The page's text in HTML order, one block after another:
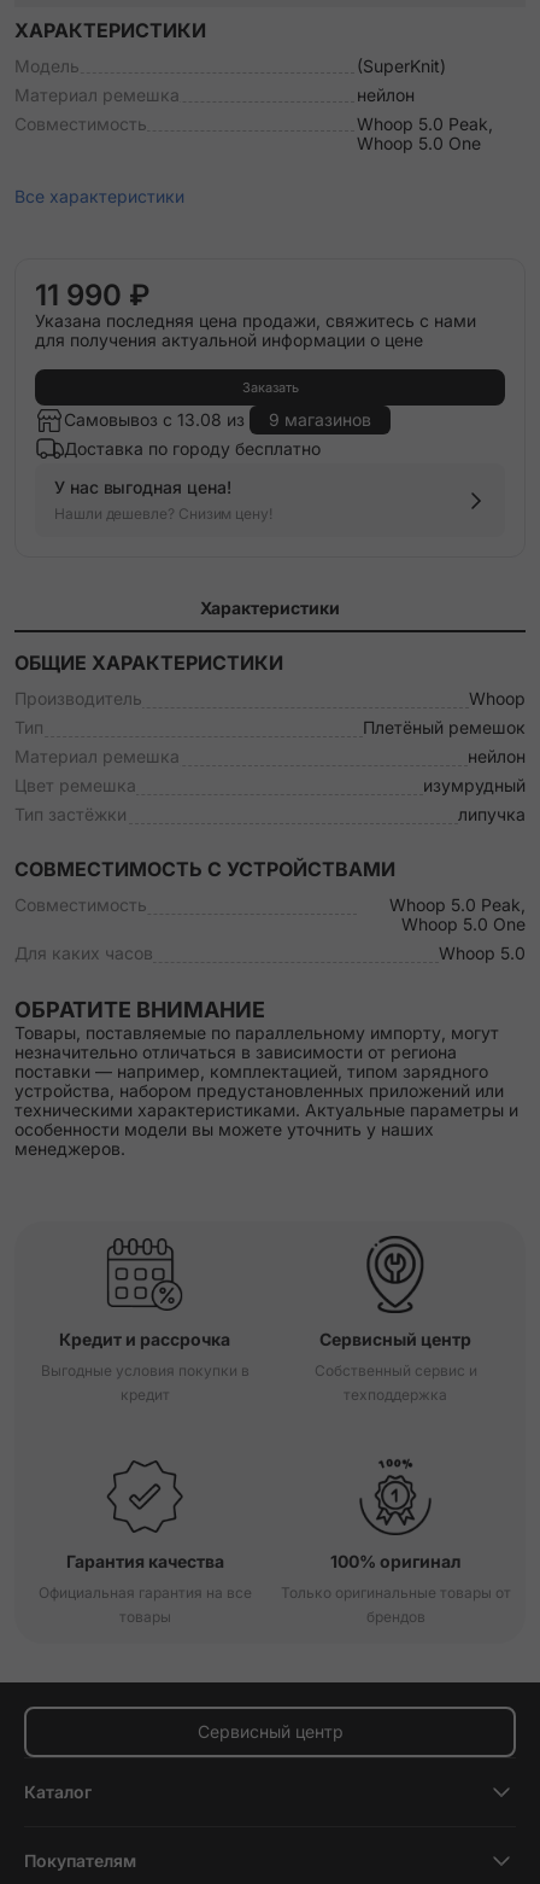
ХАРАКТЕРИСТИКИ
Модель
(SuperKnit)
Материал ремешка
нейлон
Совместимость
Whoop 5.0 Peak,
Whoop 5.0 One
Все характеристики
11 990 ₽
Указана последняя цена продажи, свяжитесь с нами
для получения актуальной информации о цене
Заказать
Самовывоз с 13.08 из
9 магазинов
Доставка по городу бесплатно
У нас выгодная цена!
Нашли дешевле? Снизим цену!
Характеристики
ОБЩИЕ ХАРАКТЕРИСТИКИ
Производитель
Whoop
Тип
Плетёный ремешок
Материал ремешка
нейлон
Цвет ремешка
изумрудный
Тип застёжки
липучка
СОВМЕСТИМОСТЬ С УСТРОЙСТВАМИ
Совместимость
Whoop 5.0 Peak,
Whoop 5.0 One
Для каких часов
Whoop 5.0
ОБРАТИТЕ ВНИМАНИЕ
Товары, поставляемые по параллельному импорту, могут
незначительно отличаться в зависимости от региона
поставки — например, комплектацией, типом зарядного
устройства, набором предустановленных приложений или
техническими характеристиками. Актуальные параметры и
особенности модели вы можете уточнить у наших
менеджеров.
Кредит и рассрочка
Выгодные условия покупки в
кредит
Сервисный центр
Собственный сервис и
техподдержка
Гарантия качества
Официальная гарантия на все
товары
100% оригинал
Только оригинальные товары от
брендов
Сервисный центр
Каталог
Планшеты
Покупателям